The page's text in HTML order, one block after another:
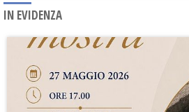
IN EVIDENZA